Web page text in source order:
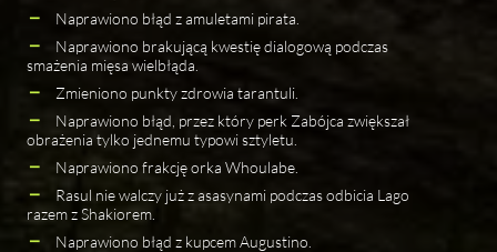
Naprawiono błąd z amuletami pirata.
Naprawiono brakującą kwestię dialogową podczas
smażenia mięsa wielbłąda.
Zmieniono punkty zdrowia tarantuli.
Naprawiono błąd, przez który perk Zabójca zwiększał
obrażenia tylko jednemu typowi sztyletu.
Naprawiono frakcję orka Whoulabe.
Rasul nie walczy już z asasynami podczas odbicia Lago
razem z Shakiorem.
Naprawiono błąd z kupcem Augustino.